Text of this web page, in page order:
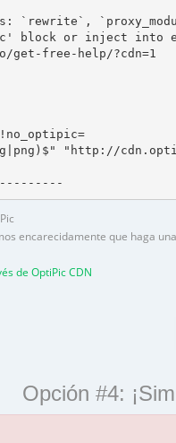
`rewrite`,
block or inject into
free-help/?cdn=1
"http://
encarecidamente que haga
de OptiPic CDN
Opción #4: